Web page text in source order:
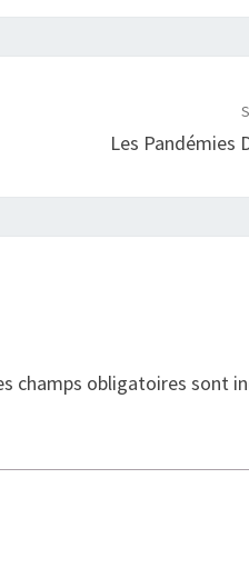
Les Pandémies
champs obligatoires sont